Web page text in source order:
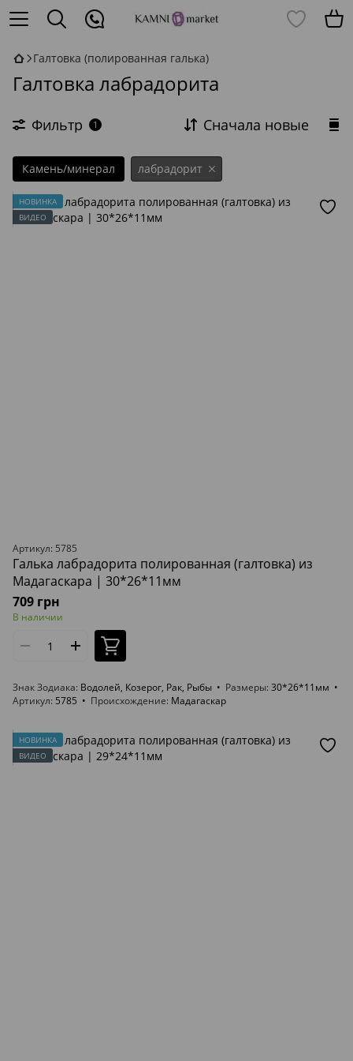
Галтовка (полированная галька)
Галтовка лабрадорита
Фильтр 1 Сначала новые
Камень/минерал лабрадорит
НОВИНКА
ВИДЕО
Артикул: 5785
Галька лабрадорита полированная (галтовка) из
Мадагаскара | 30*26*11мм
709 грн
В наличии
Знак Зодиака Водолей, Козерог, Рак, Рыбы Размеры 30*26*11мм
Артикул 5785 Происхождение Мадагаскар
НОВИНКА
ВИДЕО